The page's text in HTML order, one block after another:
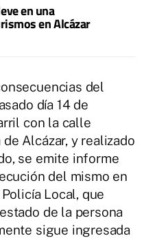
en una
en Alcázar
del
día 14 de
con la calle
Alcázar, y realizado
se emite informe
del mismo en
Local, que
de la persona
sigue ingresada